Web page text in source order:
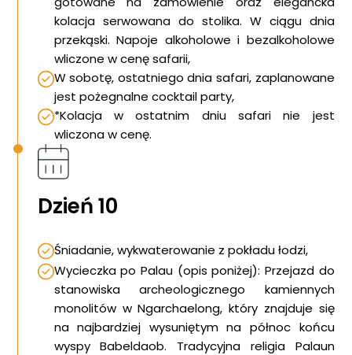
kolacja serwowana do stolika. W ciągu dnia
przekąski. Napoje alkoholowe i bezalkoholowe
wliczone w cenę safarii,
W sobotę, ostatniego dnia safari, zaplanowane
jest pożegnalne cocktail party,
*Kolacja w ostatnim dniu safari nie jest
wliczona w cenę.
Dzień 10
Śniadanie, wykwaterowanie z pokładu łodzi,
Wycieczka po Palau (opis poniżej): Przejazd do
stanowiska archeologicznego kamiennych
monolitów w Ngarchaelong, który znajduje się
na najbardziej wysuniętym na północ końcu
wyspy Babeldaob. Tradycyjna religia Palaun